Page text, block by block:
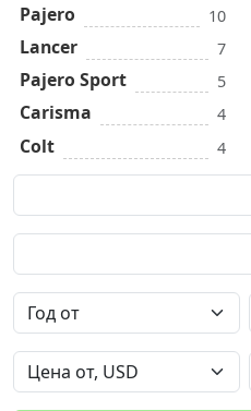
Pajero 10
Lancer 7
Pajero Sport 5
Carisma 4
Colt 4